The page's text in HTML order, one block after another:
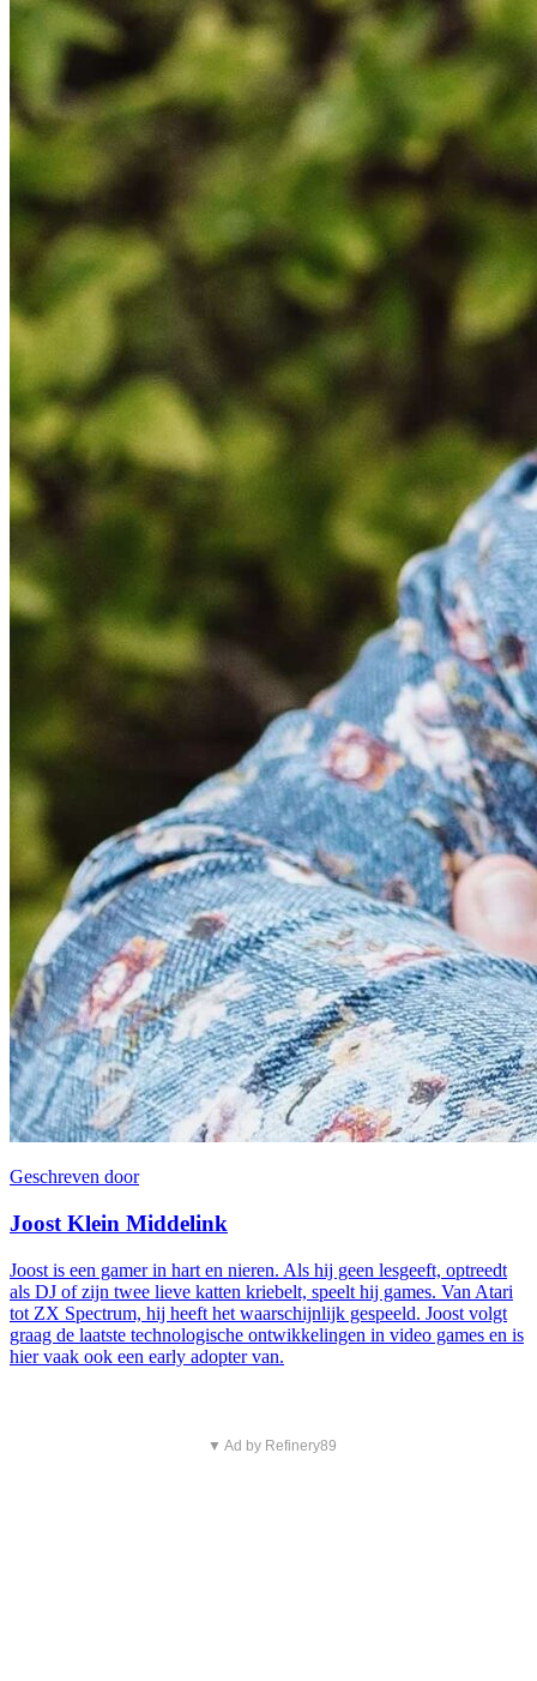
Geschreven door
Joost Klein Middelink
Joost is een gamer in hart en nieren. Als hij geen lesgeeft, optreedt
als DJ of zijn twee lieve katten kriebelt, speelt hij games. Van Atari
tot ZX Spectrum, hij heeft het waarschijnlijk gespeeld. Joost volgt
graag de laatste technologische ontwikkelingen in video games en is
hier vaak ook een early adopter van.
▼ Ad by Refinery89